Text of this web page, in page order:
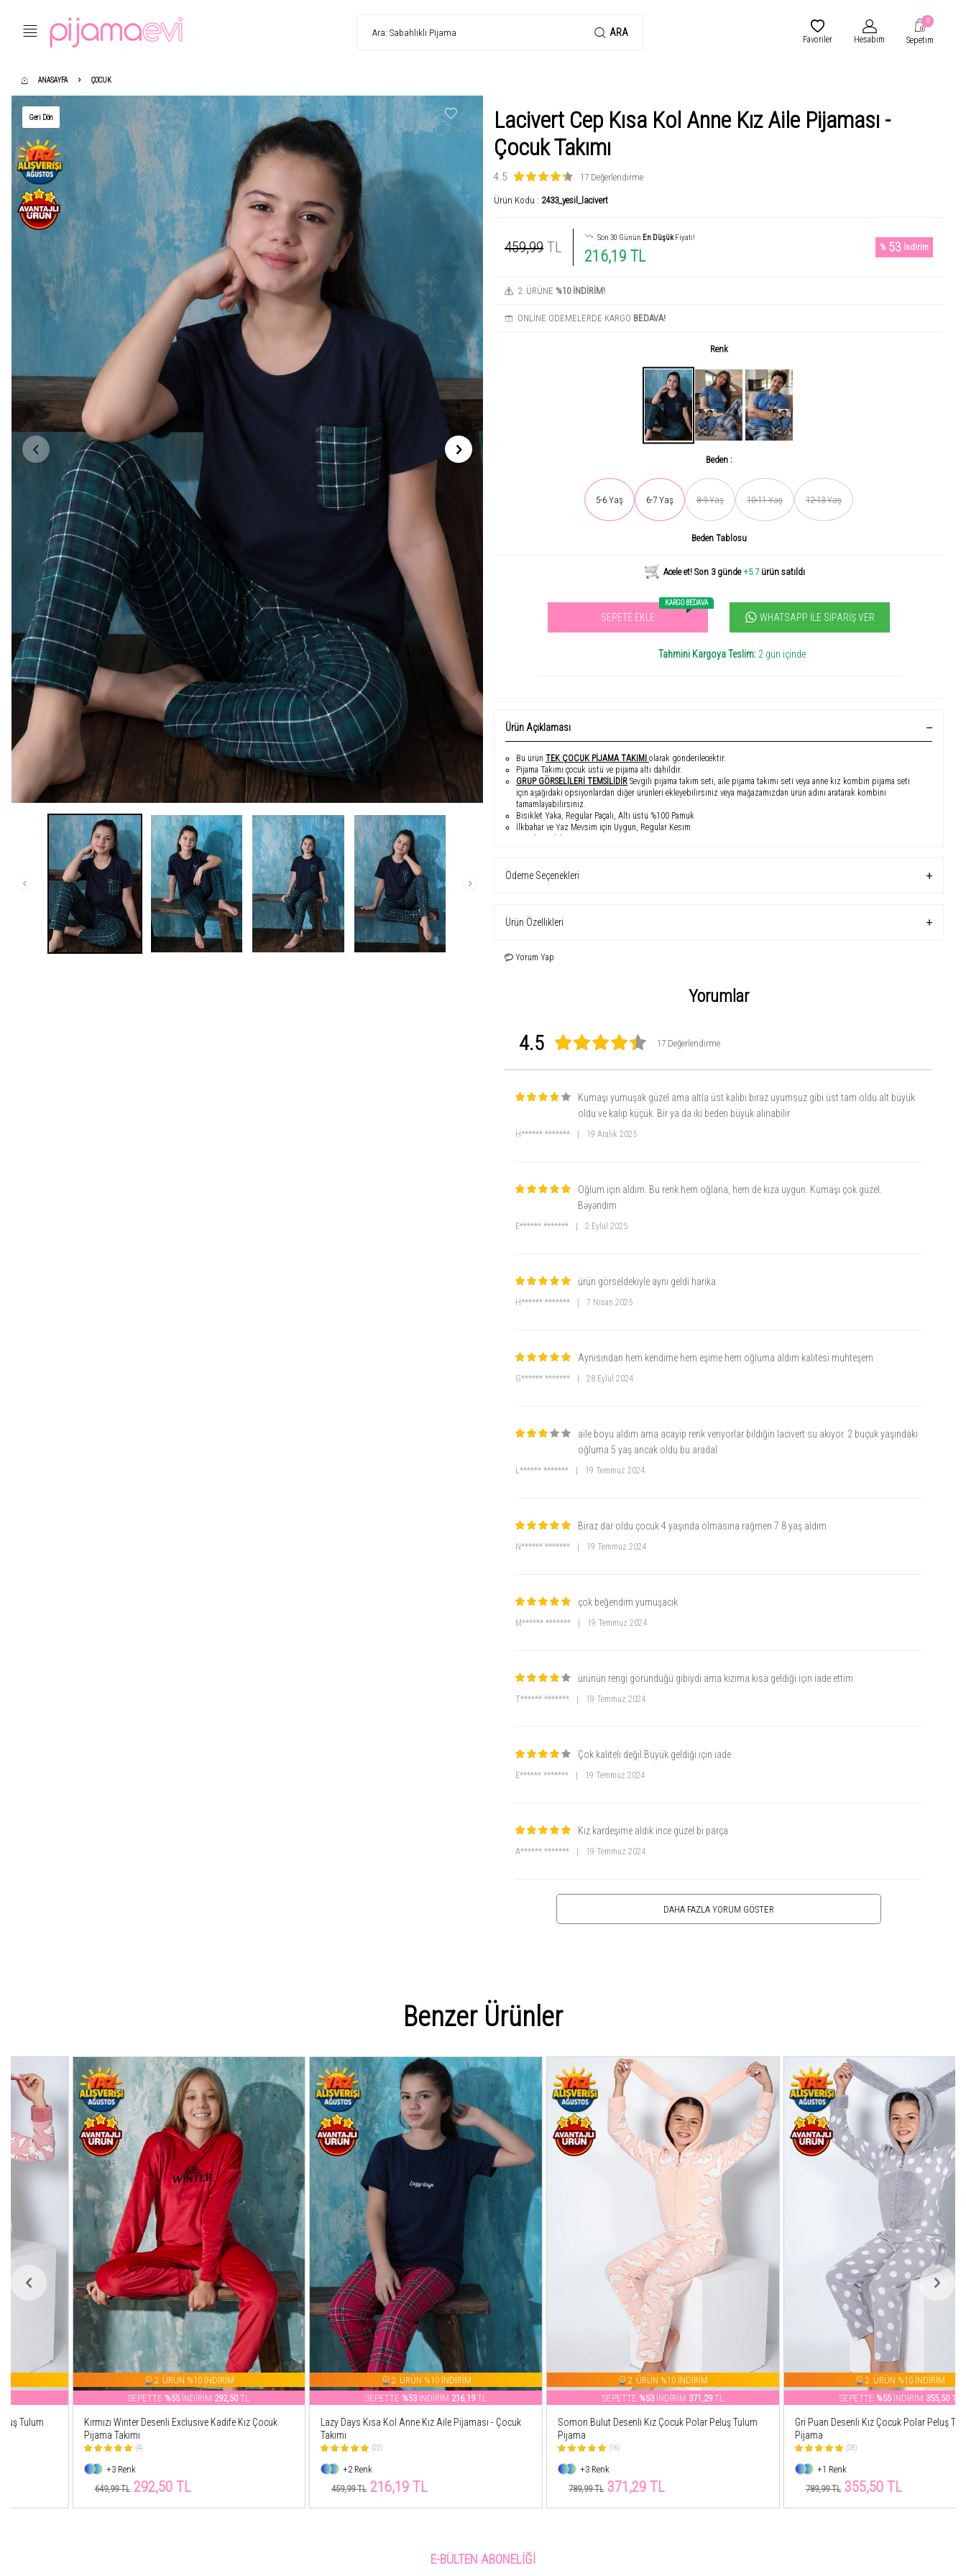
ARA
Favoriler Hesabım
0
Sepetim
ANASAYFA ÇOCUK
Geri Dön
Lacivert Cep Kısa Kol Anne Kız Aile Pijaması -
Çocuk Takımı
4.5 17 Değerlendirme
Ürün Kodu : 2433_yesil_lacivert
459,99 TL
Son 30 Günün En DüşükFiyatı!
216,19 TL %53 İndirim
2. ÜRÜNE %10 İNDİRİM!
ONLİNE ÖDEMELERDE KARGO BEDAVA!
Renk
Beden :
5-6 Yaş 6-7 Yaş 8-9 Yaş 10-11 Yaş 12-13 Yaş
Beden Tablosu
Son gün içerisinde 513kişi tarafından incelendi!
Acele et! Son 3 günde+5.7 ürün satıldı
Sevilen ürün! 11.3B kişi favoriledi!+1057ürün satıldı
SEPETE EKLE
KARGO BEDAVA
WHATSAPP İLE SIPARIŞ VER
Tahmini Kargoya Teslim: 2 gün içinde
Ürün Açıklaması
Bu ürün TEK ÇOCUK PİJAMA TAKIMI olarak gönderilecektir.
Pijama Takımı çocuk üstü ve pijama altı dahildir.
GRUP GÖRSELlLERİ TEMSİLİDİR Sevgili pijama takım seti, aile pijama takımı seti veya anne kız kombin pijama seti
için aşağıdaki opsiyonlardan diğer ürünleri ekleyebilirsiniz veya mağazamızdan ürün adını aratarak kombini
tamamlayabilirsiniz.
Bisiklet Yaka, Regular Paçalı, Altı üstü %100 Pamuk
İlkbahar ve Yaz Mevsim için Uygun, Regular Kesim
Ödeme Seçenekleri
Ürün Özellikleri
Yorum Yap
Yorumlar
4.5 17 Değerlendirme
Kumaşı yumuşak güzel ama altla üst kalıbı biraz uyumsuz gibi üst tam oldu alt büyük
oldu ve kalıp küçük. Bir ya da iki beden büyük alınabilir
H****** ******* 19 Aralık 2025
Oğlum için aldım. Bu renk hem oğlana, hem de kıza uygun. Kumaşı çok güzel.
Bəyəndim
E****** ******* 2 Eylül 2025
ürün görseldekiyle aynı geldi harika
H****** ******* 7 Nisan 2025
Aynısından hem kendime hem eşime hem oğluma aldım kalitesi muhteşem
G****** ******* 28 Eylül 2024
aile boyu aldım ama acayip renk veriyorlar bildiğin lacivert su akıyor. 2 buçuk yaşındaki
oğluma 5 yaş ancak oldu bu aradal
L****** ******* 19 Temmuz 2024
Biraz dar oldu çocuk 4 yaşında olmasına rağmen 7 8 yaş aldım
N****** ******* 19 Temmuz 2024
çok beğendim yumuşacık
M****** ******* 19 Temmuz 2024
ürünün rengi göründüğü gibiydi ama kızıma kısa geldiği için iade ettim
T****** ******* 19 Temmuz 2024
Çok kaliteli değil.Büyük geldiği için iade
E****** ******* 19 Temmuz 2024
Kız kardeşime aldık ince güzel bi parça
A****** ******* 19 Temmuz 2024
DAHA FAZLA YORUM GÖSTER
Benzer Ürünler
2. ÜRÜN %10 İNDİRİM
İNDİRİM292,50TL
Kırmızı Winter Desenli Exclusive Kadife Kız Çocuk
292,50 TL
2. ÜRÜN %10 İNDİRİM
İNDİRİM216,19TL
Lazy Days Kısa Kol Anne Kız Aile Pijaması - Çocuk
(22)
216,19 TL
2. ÜRÜN %10 İNDİRİM
İNDİRİM371,29TL
Somon Bulut Desenli Kız Çocuk Polar Peluş Tulum
(16)
371,29 TL
2. ÜRÜN %10 İNDİRİM
İNDİRİM355,50TL
Gri Puan Desenli Kız Çocuk Polar Peluş Tulum
(28)
355,50 TL
E-BÜLTEN ABONELIĞI